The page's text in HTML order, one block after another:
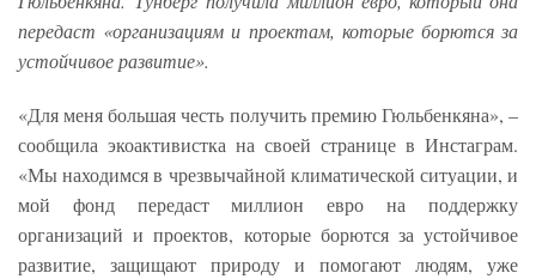
передаст «организациям и проектам, которые борются за
устойчивое развитие».
«Для меня большая честь получить премию Гюльбенкяна», –
сообщила экоактивистка на своей странице в Инстаграм.
«Мы находимся в чрезвычайной климатической ситуации, и
мой фонд передаст миллион евро на поддержку
организаций и проектов, которые борются за устойчивое
развитие, защищают природу и помогают людям, уже